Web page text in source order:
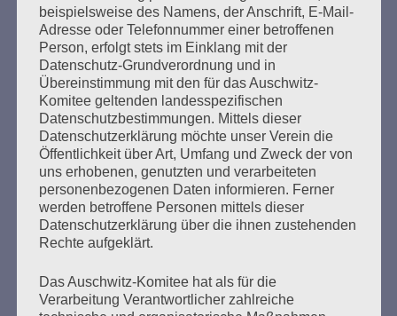
mehr ...
Seitennummerierung
der
Beiträge
Zurück 27 Weiter
daran!
Esther Bejarano - 3. Mai 2021
beispielsweise des Namens, der Anschrift, E-Mail-
Adresse oder Telefonnummer einer betroffenen
Person, erfolgt stets im Einklang mit der
Datenschutz-Grundverordnung und in
Übereinstimmung mit den für das Auschwitz-
Komitee geltenden landesspezifischen
Datenschutzbestimmungen. Mittels dieser
Datenschutzerklärung möchte unser Verein die
Öffentlichkeit über Art, Umfang und Zweck der von
uns erhobenen, genutzten und verarbeiteten
personenbezogenen Daten informieren. Ferner
werden betroffene Personen mittels dieser
Datenschutzerklärung über die ihnen zustehenden
Rechte aufgeklärt.
Das Auschwitz-Komitee hat als für die
Verarbeitung Verantwortlicher zahlreiche